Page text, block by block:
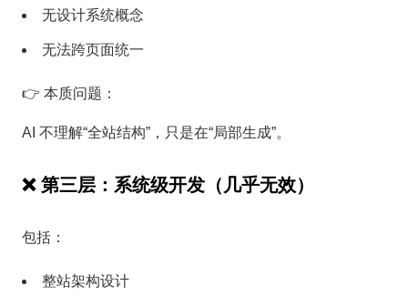
无设计系统概念
无法跨页面统一
👉 本质问题：
AI 不理解“全站结构”，只是在“局部生成”。
❌ 第三层：系统级开发（几乎无效）
包括：
整站架构设计